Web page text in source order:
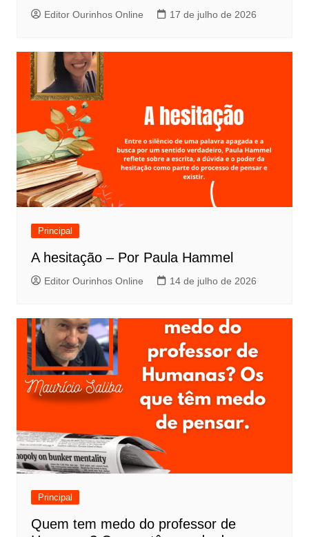
Editor Ourinhos Online 17 de julho de 2026
Principal
A hesitação – Por Paula Hammel
Editor Ourinhos Online 14 de julho de 2026
Principal
Quem tem medo do professor de